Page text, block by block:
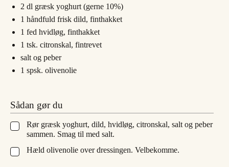
2 dl græsk yoghurt (gerne 10%)
1 håndfuld frisk dild, finthakket
1 fed hvidløg, finthakket
1 tsk. citronskal, fintrevet
salt og peber
1 spsk. olivenolie
Sådan gør du
▢
Rør græsk yoghurt, dild, hvidløg, citronskal, salt og peber
sammen. Smag til med salt.
▢
Hæld olivenolie over dressingen. Velbekomme.